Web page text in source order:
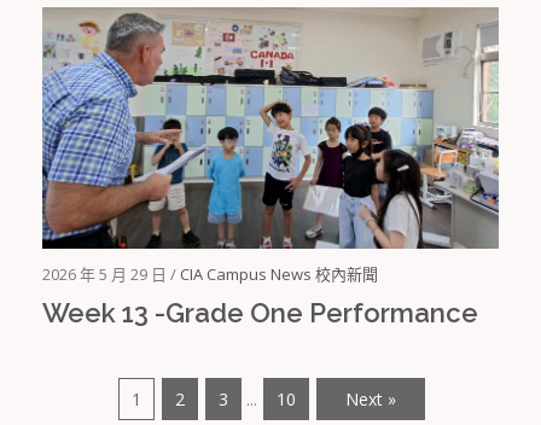
2026 年 5 月 29 日 / CIA Campus News 校內新聞
Week 13 -Grade One Performance
1 2 3 ... 10 Next »